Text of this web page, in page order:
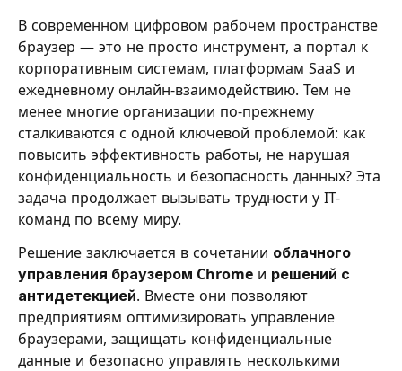
В современном цифровом рабочем пространстве
браузер — это не просто инструмент, а портал к
корпоративным системам, платформам SaaS и
ежедневному онлайн-взаимодействию. Тем не
менее многие организации по-прежнему
сталкиваются с одной ключевой проблемой: как
повысить эффективность работы, не нарушая
конфиденциальность и безопасность данных? Эта
задача продолжает вызывать трудности у IT-
команд по всему миру.
Решение заключается в сочетании облачного
управления браузером Chrome и решений с
антидетекцией. Вместе они позволяют
предприятиям оптимизировать управление
браузерами, защищать конфиденциальные
данные и безопасно управлять несколькими